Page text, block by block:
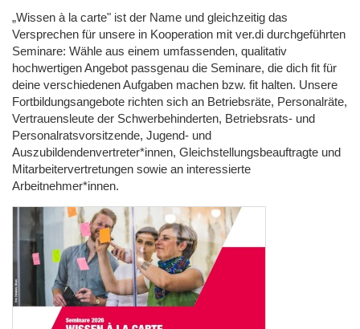
„Wissen à la carte" ist der Name und gleichzeitig das
Versprechen für unsere in Kooperation mit ver.di durchgeführten
Seminare: Wähle aus einem umfassenden, qualitativ
hochwertigen Angebot passgenau die Seminare, die dich fit für
deine verschiedenen Aufgaben machen bzw. fit halten. Unsere
Fortbildungsangebote richten sich an Betriebsräte, Personalräte,
Vertrauensleute der Schwerbehinderten, Betriebsrats- und
Personalratsvorsitzende, Jugend- und
Auszubildendenvertreter*innen, Gleichstellungsbeauftragte und
Mitarbeitervertretungen sowie an interessierte
Arbeitnehmer*innen.